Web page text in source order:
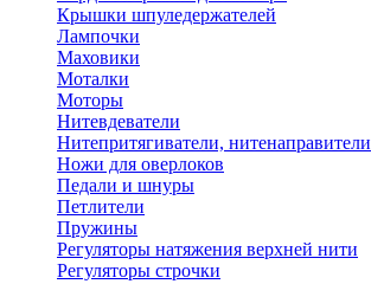
Крышки шпуледержателей
Лампочки
Маховики
Моталки
Моторы
Нитевдеватели
Нитепритягиватели, нитенаправители
Ножи для оверлоков
Педали и шнуры
Петлители
Пружины
Регуляторы натяжения верхней нити
Регуляторы строчки